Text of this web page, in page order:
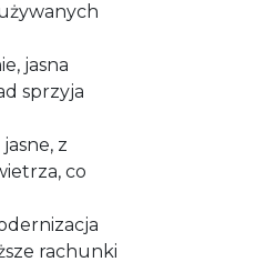
jasna
sprzyja
z
co
rachunki